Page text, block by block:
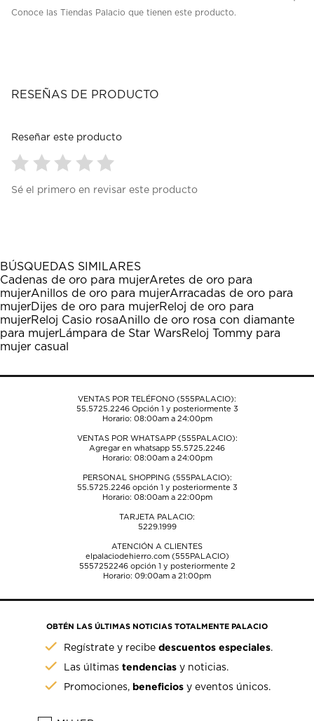
Conoce las Tiendas Palacio que tienen este producto.
RESEÑAS DE PRODUCTO
Reseñar este producto
para
1
estrella
Esta
acción
abrirá
el
formulario
de
para
estrellas.
Esta
acción
abrirá
el
formulario
de
para
estrellas.
Esta
acción
abrirá
el
formulario
de
para
estrellas.
Esta
acción
abrirá
el
formulario
para
estrellas.
Esta
acción
abrirá
el
formulario
Sé el primero en revisar este producto
BÚSQUEDAS SIMILARES
Cadenas de oro para mujerAretes de oro para
mujerAnillos de oro para mujerArracadas de oro para
mujerDijes de oro para mujerReloj de oro para
mujerReloj Casio rosaAnillo de oro rosa con diamante
para mujerLámpara de Star WarsReloj Tommy para
mujer casual
VENTAS POR TELÉFONO (555PALACIO):
55.5725.2246Opción 1 y posteriormente 3
Horario: 08:00am a 24:00pm
VENTAS POR WHATSAPP (555PALACIO):
Agregar en whatsapp 55.5725.2246
Horario: 08:00am a 24:00pm
PERSONAL SHOPPING (555PALACIO):
55.5725.2246opción 1 y posteriormente 3
Horario: 08:00am a 22:00pm
TARJETA PALACIO:
5229.1999
ATENCIÓN A CLIENTES
elpalaciodehierro.com (555PALACIO)
5557252246opción 1 y posteriormente 2
Horario: 09:00am a 21:00pm
OBTÉN LAS ÚLTIMAS NOTICIAS TOTALMENTE PALACIO
Regístrate y recibedescuentos especiales.
Las últimastendencias y noticias.
Promociones, beneficios y eventos únicos.